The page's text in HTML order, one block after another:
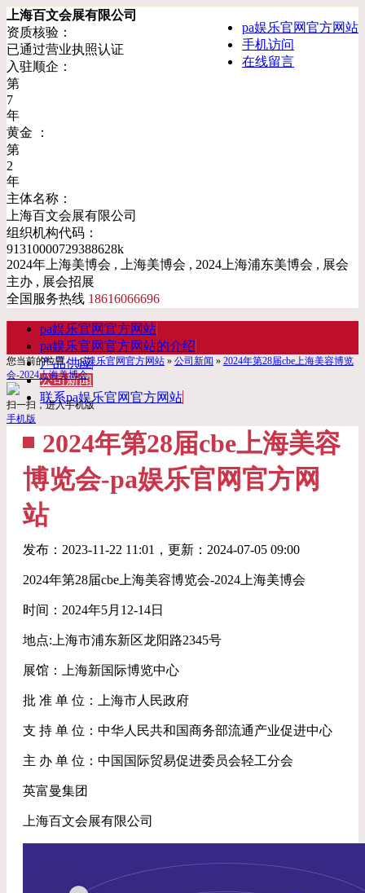
pa娱乐官网官方网站
手机访问
在线留言
上海百文会展有限公司
资质核验：
已通过营业执照认证
入驻顺企：
第
7
年
黄金 ：
第
2
年
主体名称：
上海百文会展有限公司
组织机构代码：
91310000729388628k
2024年上海美博会 , 上海美博会 , 2024上海浦东美博会 , 展会
主办 , 展会招展
全国服务热线 18616066696
pa娱乐官网官方网站
pa娱乐官网官方网站的介绍
产品供应
公司新闻
联系pa娱乐官网官方网站
您当前的位置：pa娱乐官网官方网站 » 公司新闻 » 2024年第28届cbe上海美容博览
会-2024上海美博会
扫一扫，进入手机版
手机版
2024年第28届cbe上海美容
博览会-pa娱乐官网官方网
站
发布： 2023-11-22 11:01 ，更新： 2024-07-05 09:00
2024年第28届cbe上海美容博览会-2024上海美博会
时间：2024年5月12-14日
地点:上海市浦东新区龙阳路2345号
展馆：上海新国际博览中心
批 准 单 位：上海市人民政府
支 持 单 位：中华人民共和国商务部流通产业促进中心
主 办 单 位：中国国际贸易促进委员会轻工分会
英富曼集团
上海百文会展有限公司